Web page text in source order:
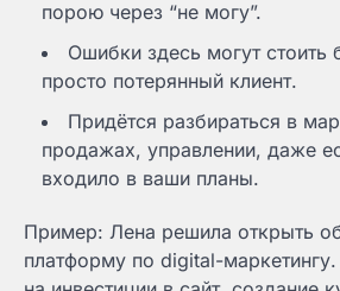
порою через “не могу”.
Ошибки здесь могут стоить
просто потерянный клиент.
Придётся разбираться в
продажах, управлении, даже
входило в ваши планы.
Пример: Лена решила открыть
платформу по digital-